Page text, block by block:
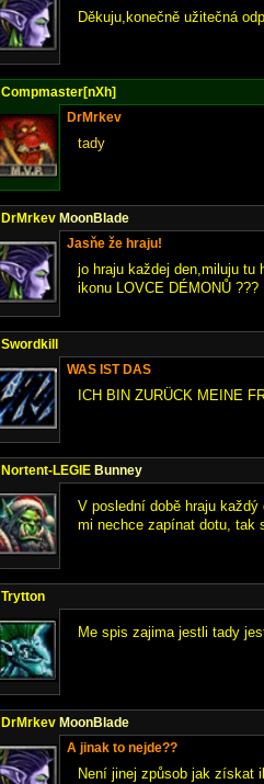
Děkuju,konečně užitečná
Compmaster[nXh]
DrMrkev
tady
DrMrkev MoonBlade
Jasňe že hraju!
jo hraju každej den,miluju tu
ikonu LOVCE DÉMONŮ ???
Swordkill
WAS IST DAS
ICH BIN ZURÜCK MEINE
Nortent-LEGIE Bunney
V poslední době hraju
mi nechce zapínat dotu, tak
Trytton
Me spis zajima jestli tady
DrMrkev MoonBlade
A jinak to nejde??
Není jinej způsob jak získat